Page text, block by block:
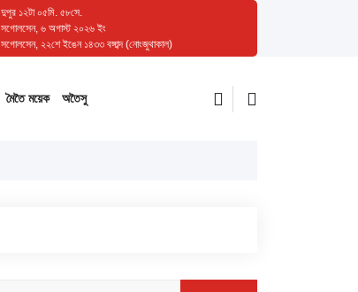
দুপুর ১২টা০৫মি. ৫৯সে.
সগোলসেন, ৬ অগাস্ট ২০২৬ ইং
সগোলসেন, ২২শে ইঙেন ১৪৩৩ বঙ্গাব্দ (নোংজুথাকাল)
মৈতৈ ময়েক অতৈসু